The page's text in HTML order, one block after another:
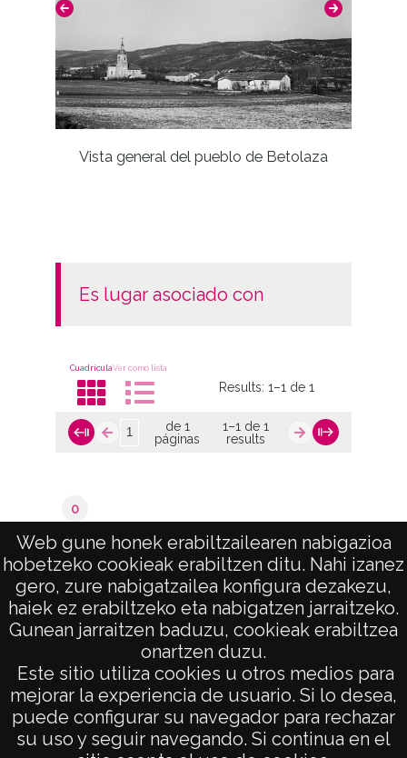
Web gune honek erabiltzailearen nabigazioa
hobetzeko cookieak erabiltzen ditu. Nahi izanez
gero, zure nabigatzailea konfigura dezakezu,
haiek ez erabiltzeko eta nabigatzen jarraitzeko.
Gunean jarraitzen baduzu, cookieak erabiltzea
onartzen duzu.
Este sitio utiliza cookies u otros medios para
mejorar la experiencia de usuario. Si lo desea,
puede configurar su navegador para rechazar
su uso y seguir navegando. Si continua en el
Vista general del pueblo de Betolaza
es lugar asociado con
CuadrículaVer como lista
Results:1–1 de 1
de 1
páginas
1–1 de 1
results
0
de 1
páginas
1–1 de 1
results
AVISO LEGAL
POLÍTICA DE PRIVACIDAD
ACCESIBILIDAD
ATENCIÓN CIUDADANA